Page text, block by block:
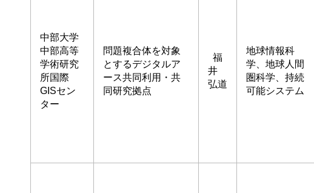
中部大学
中部高等
学術研究
所国際
GISセン
ター
問題複合体を対象
とするデジタルア
ース共同利用・共
同研究拠点
福
井
弘道
地球情報科
学、地球人間
圏科学、持続
可能システム